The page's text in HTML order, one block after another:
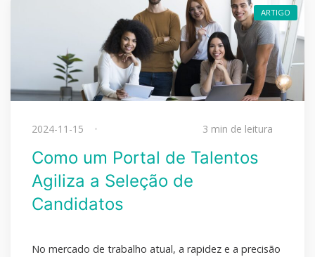
ARTIGO
2024-11-15 3 min de leitura
Como um Portal de Talentos
Agiliza a Seleção de
Candidatos
No mercado de trabalho atual, a rapidez e a precisão